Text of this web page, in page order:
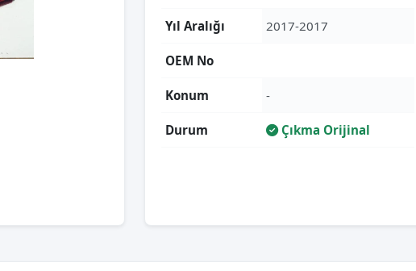
Yıl Aralığı 2017-2017
OEM No
Konum -
Durum Çıkma Orijinal